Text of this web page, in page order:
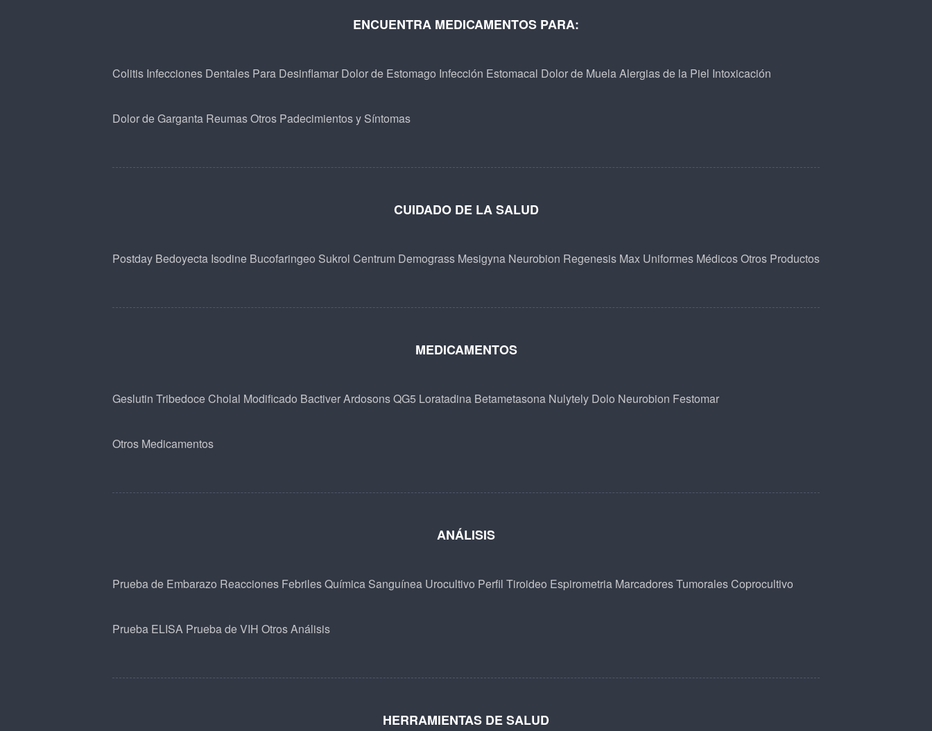
ENCUENTRA MEDICAMENTOS PARA:
Colitis Infecciones Dentales Para Desinflamar Dolor de Estomago Infección Estomacal Dolor de MuelaAlergias de la Piel Intoxicación
Dolor de Garganta ReumasOtros Padecimientos y Síntomas
CUIDADO DE LA SALUD
Postday Bedoyecta Isodine Bucofaringeo Sukrol Centrum Demograss Mesigyna Neurobion Regenesis Max Uniformes MédicosOtros Productos
MEDICAMENTOS
Geslutin TribedoceCholal Modificado BactiverArdosonsQG5 Loratadina Betametasona Nulytely Dolo Neurobion Festomar
Otros Medicamentos
ANÁLISIS
Prueba de Embarazo Reacciones FebrilesQuímica Sanguínea Urocultivo Perfil Tiroideo Espirometria Marcadores TumoralesCoprocultivo
Prueba ELISA Prueba de VIH Otros Análisis
HERRAMIENTAS DE SALUD